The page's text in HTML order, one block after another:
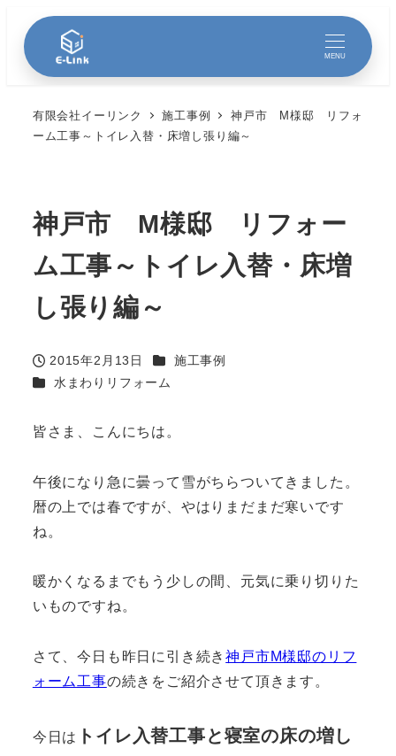
MENU
有限会社イーリンク 施工事例
神戸市 M様邸 リフォ
ーム工事～トイレ入替・床増し張り編～
神戸市 M様邸 リフォー
ム工事～トイレ入替・床増
し張り編～
投稿日
2015年2月13日 カテゴリー
施工事例
カテゴリー
水まわりリフォーム
皆さま、こんにちは。
午後になり急に曇って雪がちらついてきました。
暦の上では春ですが、やはりまだまだ寒いです
ね。
暖かくなるまでもう少しの間、元気に乗り切りた
いものですね。
さて、今日も昨日に引き続き神戸市M様邸のリフ
ォーム工事の続きをご紹介させて頂きます。
今日は
トイレ入替工事と寝室の床の増し